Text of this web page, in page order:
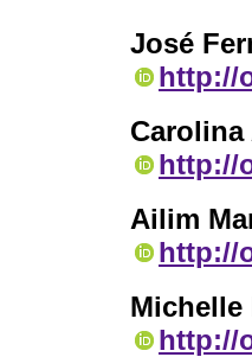
José
http://
Carolina
http://
Ailim
http://
Michelle
http://